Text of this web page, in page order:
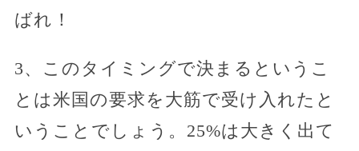
ばれ！
3、このタイミングで決まるというこ
とは米国の要求を大筋で受け入れたと
いうことでしょう。25%は大きく出て